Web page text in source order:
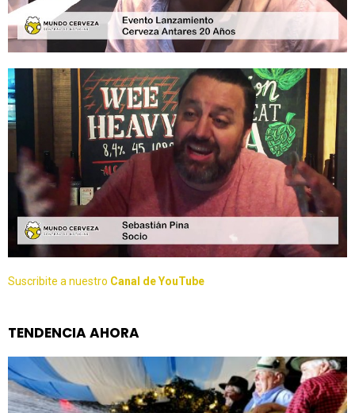
Suscribite a nuestro Canal de YouTube
TENDENCIA AHORA